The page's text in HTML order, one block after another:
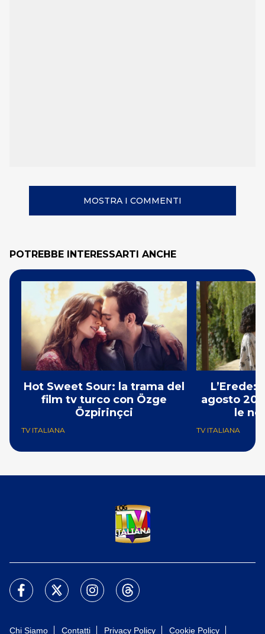
MOSTRA I COMMENTI
POTREBBE INTERESSARTI ANCHE
Hot Sweet Sour: la trama del
film tv turco con Özge
Özpirinçci
TV ITALIANA
L’Erede:
agosto
le
TV ITALIANA
Chi Siamo Contatti Privacy Policy Cookie Policy